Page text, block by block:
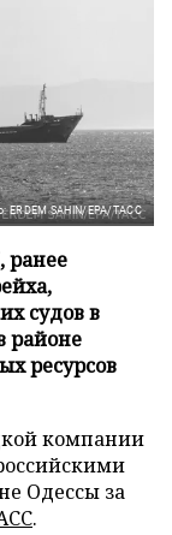
ERDEM SAHIN/EPA/ТАСС
ранее
судов в
районе
ресурсов
компании
Одессы за
.